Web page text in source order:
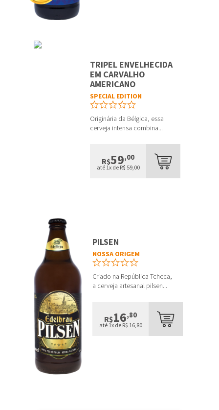
TRIPEL ENVELHECIDA
EM CARVALHO
AMERICANO
SPECIAL EDITION
Originária da Bélgica, essa
cerveja intensa combina...
R$59,00
até 1x de R$ 59,00
PILSEN
NOSSA ORIGEM
Criado na República Tcheca,
a cerveja artesanal pilsen...
R$16,80
até 1x de R$ 16,80